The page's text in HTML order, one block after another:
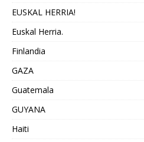
EUSKAL HERRIA!
Euskal Herria.
Finlandia
GAZA
Guatemala
GUYANA
Haiti